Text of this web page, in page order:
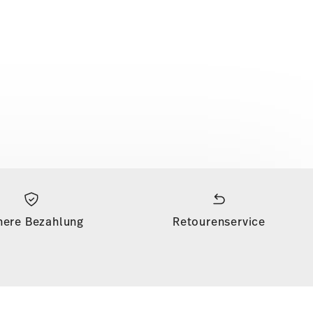
Bezahlung Retourenservice